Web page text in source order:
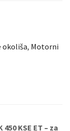
okoliša, Motorni
KSE ET – za